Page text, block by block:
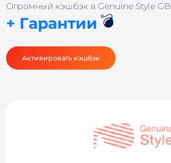
Огромный кэшбэк в Genuine Style GB
+ Гарантии 💣
Активировать кэшбэк